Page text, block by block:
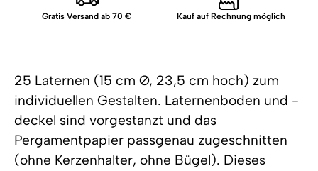
25 Laternen (15 cm Ø, 23,5 cm hoch) zum
individuellen Gestalten. Laternenboden und -
deckel sind vorgestanzt und das
Pergamentpapier passgenau zugeschnitten
(ohne Kerzenhalter, ohne Bügel). Dieses
Gratis Versand ab 70 € Kauf auf Rechnung möglich